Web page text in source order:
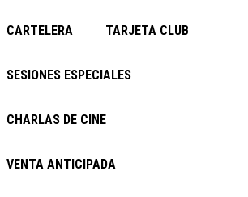
CARTELERA TARJETA CLUB
SESIONES ESPECIALES
CHARLAS DE CINE
VENTA ANTICIPADA